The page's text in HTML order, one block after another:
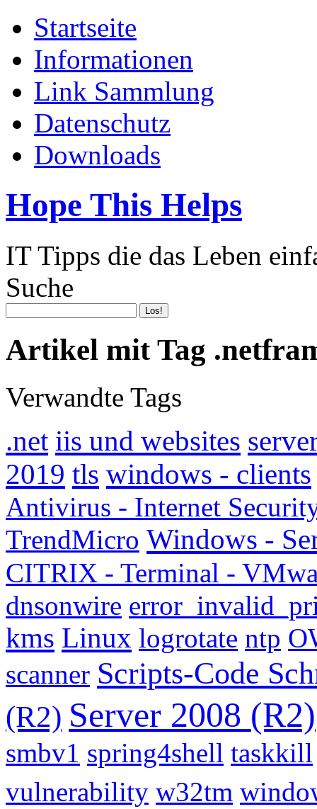
Startseite
Informationen
Link Sammlung
Datenschutz
Downloads
Hope This Helps
IT Tipps die das Leben
Suche
Artikel mit Tag
Verwandte Tags
.net iis und websites
2019 tls windows - clients
Antivirus - Internet
TrendMicro Windows -
CITRIX - Terminal -
dnsonwire
kms Linux logrotate ntp
scanner Scripts-Code
(R2) Server 2008 (R2)
smbv1 spring4shell taskkill
vulnerability w32tm